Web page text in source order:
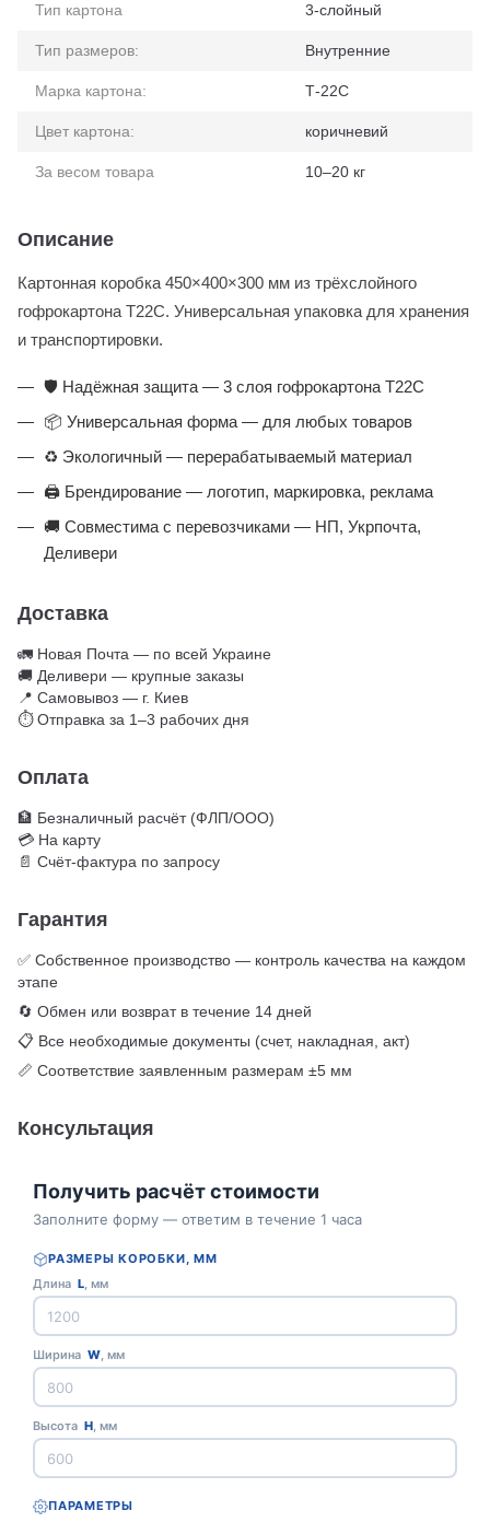
Тип картона 3-слойный
Тип размеров: Внутренние
Марка картона: Т-22С
Цвет картона: коричневий
За весом товара 10–20 кг
Описание
Картонная коробка 450×400×300 мм из трёхслойного
гофрокартона Т22С. Универсальная упаковка для хранения
и транспортировки.
🛡️ Надёжная защита — 3 слоя гофрокартона Т22С
📦 Универсальная форма — для любых товаров
♻️ Экологичный — перерабатываемый материал
🖨️ Брендирование — логотип, маркировка, реклама
🚚 Совместима с перевозчиками — НП, Укрпочта,
Деливери
Доставка
🚛 Новая Почта — по всей Украине
🚚 Деливери — крупные заказы
📍 Самовывоз — г. Киев
⏱ Отправка за 1–3 рабочих дня
Оплата
🏦 Безналичный расчёт (ФЛП/ООО)
💳 На карту
📄 Счёт-фактура по запросу
Гарантия
✅ Собственное производство — контроль качества на каждом
этапе
🔄 Обмен или возврат в течение 14 дней
📋 Все необходимые документы (счет, накладная, акт)
📏 Соответствие заявленным размерам ±5 мм
Консультация
Получить расчёт стоимости
Заполните форму — ответим в течение 1 часа
РАЗМЕРЫ КОРОБКИ, ММ
Длина L, мм
Ширина W, мм
Высота H, мм
ПАРАМЕТРЫ